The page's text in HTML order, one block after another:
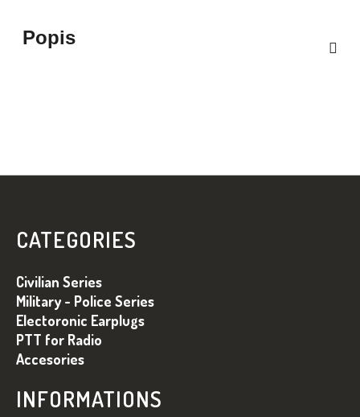
Popis
CATEGORIES
Civilian Series
Military - Police Series
Electoronic Earplugs
PTT for Radio
Accesories
INFORMATIONS